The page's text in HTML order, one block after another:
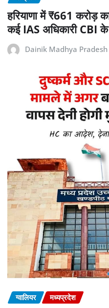
हरियाणा में ₹661 करोड़
कई IAS अधिकारी CBI
Dainik Madhya Pradesh
ग्वालियर मध्यप्रदेश